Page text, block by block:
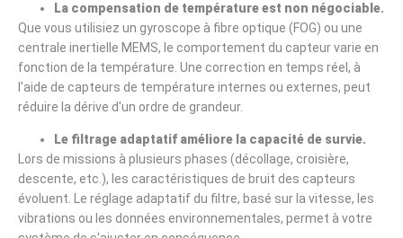
La compensation de température est non négociable.
Que vous utilisiez un gyroscope à fibre optique (FOG) ou une
centrale inertielle MEMS, le comportement du capteur varie en
fonction de la température. Une correction en temps réel, à
l'aide de capteurs de température internes ou externes, peut
réduire la dérive d'un ordre de grandeur.
Le filtrage adaptatif améliore la capacité de survie.
Lors de missions à plusieurs phases (décollage, croisière,
descente, etc.), les caractéristiques de bruit des capteurs
évoluent. Le réglage adaptatif du filtre, basé sur la vitesse, les
vibrations ou les données environnementales, permet à votre